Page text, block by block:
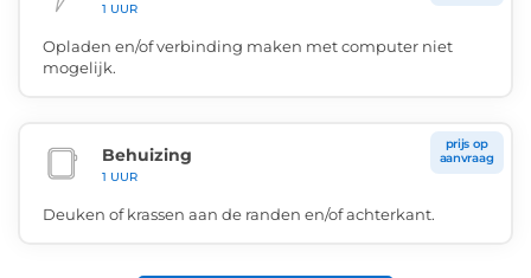
1 UUR
Opladen en/of verbinding maken met computer niet
mogelijk.
Behuizing
1 UUR
prijs op
aanvraag
Deuken of krassen aan de randen en/of achterkant.